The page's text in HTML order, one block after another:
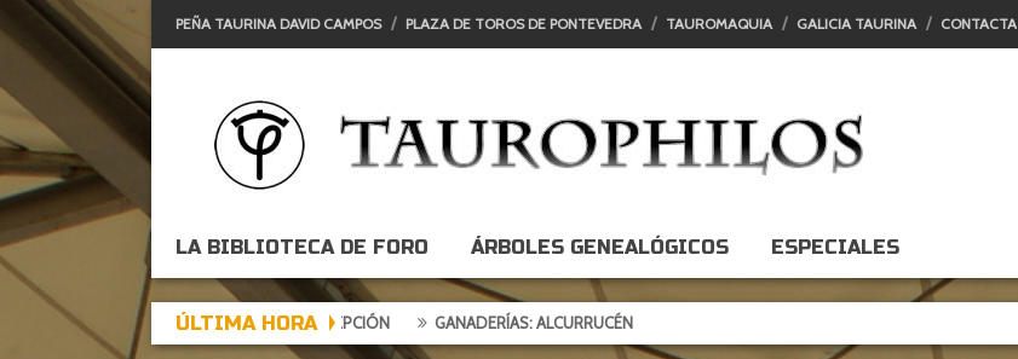
PEÑA TAURINA DAVID CAMPOS PLAZA DE TOROS DE PONTEVEDRA TAUROMAQUIA GALICIA TAURINA CONTACTA
LA BIBLIOTECA DE FORO ÁRBOLES GENEALÓGICOS ESPECIALES
ÚLTIMA HORA
DE EXPECTACIÓN, TARDE DE DECEPCIÓN GANADERÍAS: ALCURRUCÉN